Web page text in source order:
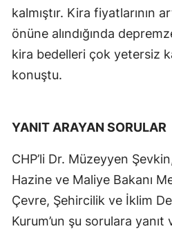
kalmıştır. Kira fiyatlarının
önüne alındığında
kira bedelleri çok yetersiz
konuştu.
YANIT ARAYAN SORULAR
CHP’li Dr. Müzeyyen
Hazine ve Maliye Bakanı
Çevre, Şehircilik ve İklim
Kurum’un şu sorulara